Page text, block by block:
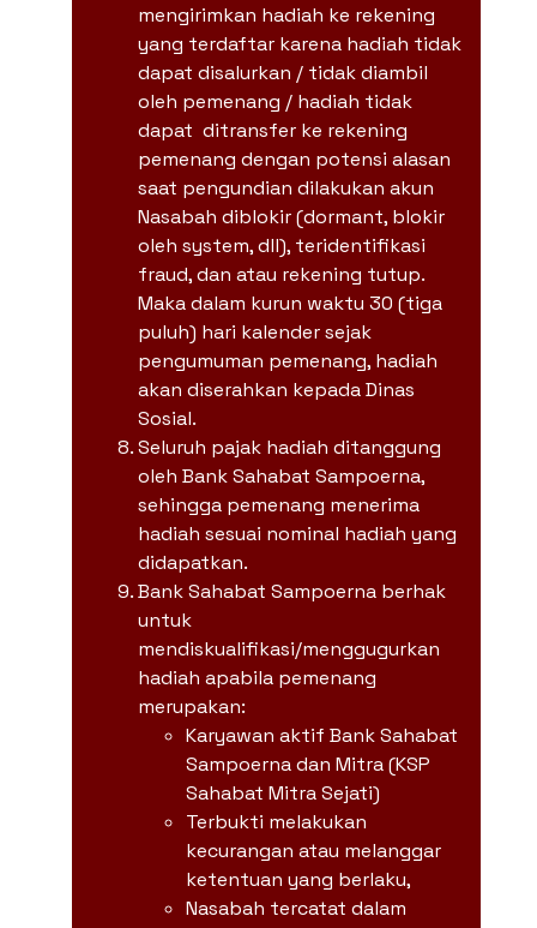
mengirimkan hadiah ke rekening
yang terdaftar karena hadiah tidak
dapat disalurkan / tidak diambil
oleh pemenang / hadiah tidak
dapat ditransfer ke rekening
pemenang dengan potensi alasan
saat pengundian dilakukan akun
Nasabah diblokir (dormant, blokir
oleh system, dll), teridentifikasi
fraud, dan atau rekening tutup.
Maka dalam kurun waktu 30 (tiga
puluh) hari kalender sejak
pengumuman pemenang, hadiah
akan diserahkan kepada Dinas
Sosial.
Seluruh pajak hadiah ditanggung
oleh Bank Sahabat Sampoerna,
sehingga pemenang menerima
hadiah sesuai nominal hadiah yang
didapatkan.
Bank Sahabat Sampoerna berhak
untuk
mendiskualifikasi/menggugurkan
hadiah apabila pemenang
merupakan:
Karyawan aktif Bank Sahabat
Sampoerna dan Mitra (KSP
Sahabat Mitra Sejati)
Terbukti melakukan
kecurangan atau melanggar
ketentuan yang berlaku,
Nasabah tercatat dalam